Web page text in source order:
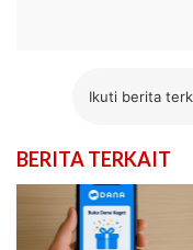
Ikuti berita
BERITA TERKAIT